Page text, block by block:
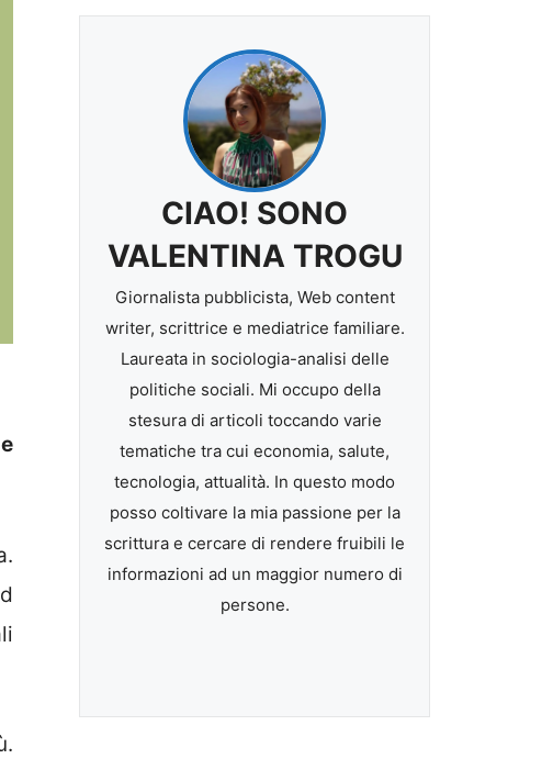
CIAO! SONO
VALENTINA TROGU
Giornalista pubblicista, Web content
writer, scrittrice e mediatrice familiare.
Laureata in sociologia-analisi delle
politiche sociali. Mi occupo della
stesura di articoli toccando varie
tematiche tra cui economia, salute,
tecnologia, attualità. In questo modo
posso coltivare la mia passione per la
scrittura e cercare di rendere fruibili le
informazioni ad un maggior numero di
persone.